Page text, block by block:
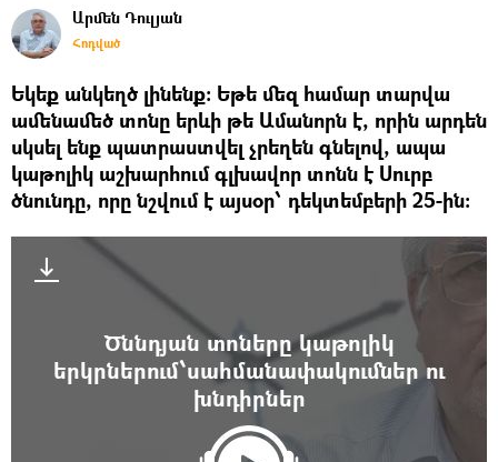
Արմեն Դուլյան
Հոդված
​Եկեք անկեղծ լինենք։ Եթե մեզ համար տարվա
ամենամեծ տոնը երևի թե Ամանորն է, որին արդեն
սկսել ենք պատրաստվել չրեղեն գնելով, ապա
կաթոլիկ աշխարհում գլխավոր տոնն է Սուրբ
ծնունդը, որը նշվում է այսօր՝ դեկտեմբերի 25-ին։
Ծննդյան տոները կաթոլիկ
երկրներում՝սահմանափակումներ ու
խնդիրներ